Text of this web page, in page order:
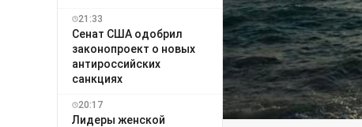
21:33
Сенат США одобрил
законопроект о новых
антироссийских
санкциях
20:17
Лидеры женской